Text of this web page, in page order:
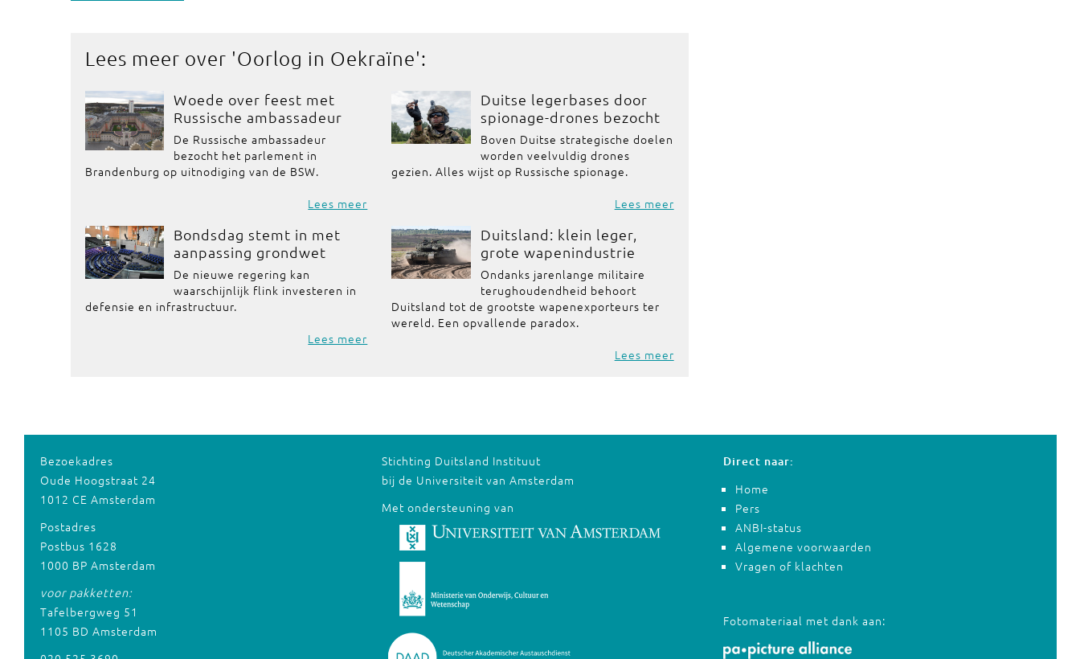
Lees meer over 'Oorlog in Oekraïne':
Woede over feest met
Russische ambassadeur
De Russische ambassadeur
bezocht het parlement in
Brandenburg op uitnodiging van de BSW.
Lees meer
Duitse legerbases door
spionage-drones bezocht
Boven Duitse strategische doelen
worden veelvuldig drones
gezien. Alles wijst op Russische spionage.
Lees meer
Bondsdag stemt in met
aanpassing grondwet
De nieuwe regering kan
waarschijnlijk flink investeren in
defensie en infrastructuur.
Lees meer
Duitsland: klein leger,
grote wapenindustrie
Ondanks jarenlange militaire
terughoudendheid behoort
Duitsland tot de grootste wapenexporteurs ter
wereld. Een opvallende paradox.
Lees meer
Bezoekadres
Oude Hoogstraat 24
1012 CE Amsterdam
Postadres
Postbus 1628
1000 BP Amsterdam
voor pakketten:
Tafelbergweg 51
1105 BD Amsterdam
Stichting Duitsland Instituut
bij de Universiteit van Amsterdam
Met ondersteuning van
Direct naar:
Home
Pers
ANBI-status
Algemene voorwaarden
Vragen of klachten
Fotomateriaal met dank aan: